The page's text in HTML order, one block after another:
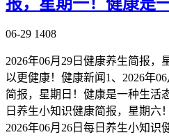
06-29 1408
2026年06月29日健康养生简报
以更健康！健康新闻1、2026年
简报，星期日！健康是一种生活
日养生小知识健康简报，星期六
2026年06月26日每日养生小知